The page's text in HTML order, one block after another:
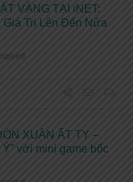
VÀNG TẠI iNET:
Giá Trị Lên Đến Nửa
XUÂN ẤT TỴ –
với mini game bốc